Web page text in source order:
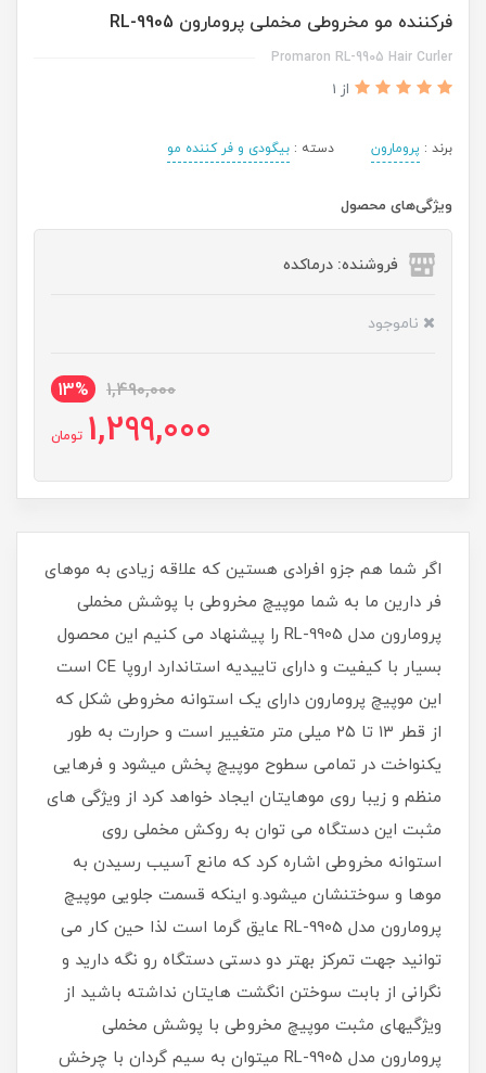
فرکننده مو مخروطی مخملی پرومارون RL-9905
Promaron RL-9905 Hair Curler
از 1
برند : پرومارون دسته : بیگودی و فر کننده مو
ویژگی‌های محصول
فروشنده: درماکده
ناموجود
1,490,000
13%
1,299,000 تومان
اگر شما هم جزو افرادی هستین که علاقه زیادی به موهای
فر دارین ما به شما موپیچ مخروطی با پوشش مخملی
پرومارون مدل RL-9905 را پیشنهاد می کنیم این محصول
بسیار با کیفیت و دارای تاییدیه استاندارد اروپا CE است
این موپیچ پرومارون دارای یک استوانه مخروطی شکل که
از قطر ۱۳ تا ۲۵ میلی متر متغییر است و حرارت به طور
یکنواخت در تمامی سطوح موپیچ پخش میشود و فرهایی
منظم و زیبا روی موهایتان ایجاد خواهد کرد از ویژگی های
مثبت این دستگاه می توان به روکش مخملی روی
استوانه مخروطی اشاره کرد که مانع آسیب رسیدن به
موها و سوختنشان میشود.و اینکه قسمت جلویی موپیچ
پرومارون مدل RL-9905 عایق گرما است لذا حین کار می
توانید جهت تمرکز بهتر دو دستی دستگاه رو نگه دارید و
نگرانی از بابت سوختن انگشت هایتان نداشته باشید از
ویژگیهای مثبت موپیچ مخروطی با پوشش مخملی
پرومارون مدل RL-9905 میتوان به سیم گردان با چرخش